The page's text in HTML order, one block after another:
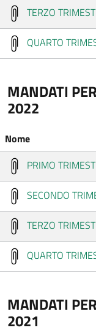
TERZO
QUARTO
MANDATI
2022
Nome
PRIMO
SECONDO
TERZO
QUARTO
MANDATI
2021